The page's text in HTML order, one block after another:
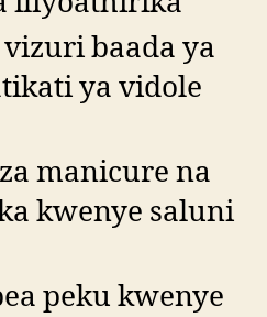
baada ya
ya vidole
manicure na
kwenye saluni
peku kwenye